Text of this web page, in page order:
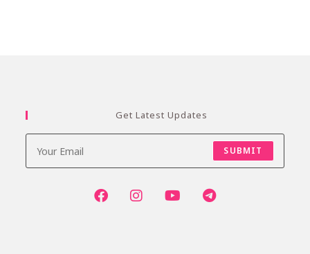
Get Latest Updates
SUBMIT